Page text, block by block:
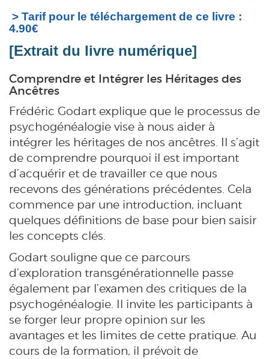
> Tarif pour le téléchargement de ce livre :
4.90€
[Extrait du livre numérique]
Comprendre et Intégrer les Héritages des
Ancêtres
Frédéric Godart explique que le processus de
psychogénéalogie vise à nous aider à
intégrer les héritages de nos ancêtres. Il s’agit
de comprendre pourquoi il est important
d’acquérir et de travailler ce que nous
recevons des générations précédentes. Cela
commence par une introduction, incluant
quelques définitions de base pour bien saisir
les concepts clés.
Godart souligne que ce parcours
d’exploration transgénérationnelle passe
également par l’examen des critiques de la
psychogénéalogie. Il invite les participants à
se forger leur propre opinion sur les
avantages et les limites de cette pratique. Au
cours de la formation, il prévoit de